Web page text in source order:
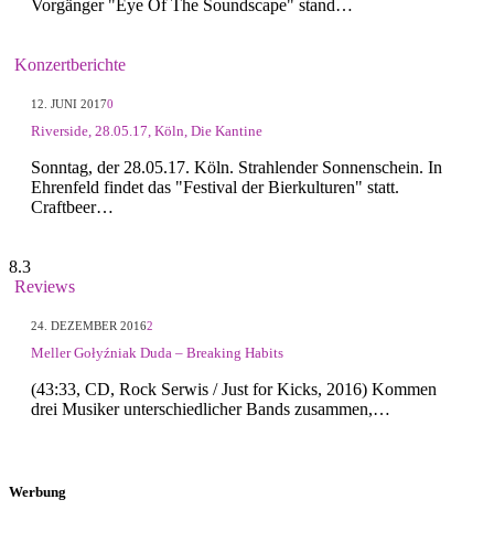
Vorgänger "Eye Of The Soundscape" stand…
Konzertberichte
12. JUNI 20170
Riverside, 28.05.17, Köln, Die Kantine
Sonntag, der 28.05.17. Köln. Strahlender Sonnenschein. In
Ehrenfeld findet das "Festival der Bierkulturen" statt.
Craftbeer…
8.3
Reviews
24. DEZEMBER 20162
Meller Gołyźniak Duda – Breaking Habits
(43:33, CD, Rock Serwis / Just for Kicks, 2016) Kommen
drei Musiker unterschiedlicher Bands zusammen,…
Werbung